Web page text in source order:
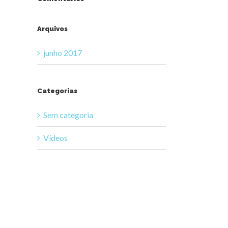
Arquivos
junho 2017
Categorias
Sem categoria
Vídeos